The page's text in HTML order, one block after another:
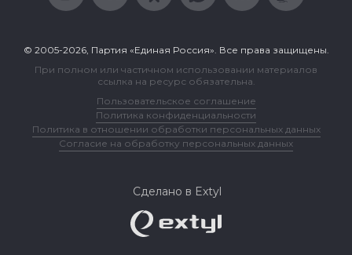
© 2005-2026, Партия «Единая Россия». Все права защищены.
При полном или частичном использовании материалов
ссылка на ресурс обязательна.
Пользовательское соглашение
Политика конфиденциальности
Политика в отношении обработки персональных данных
Согласие на обработку персональных данных
Сделано в Extyl